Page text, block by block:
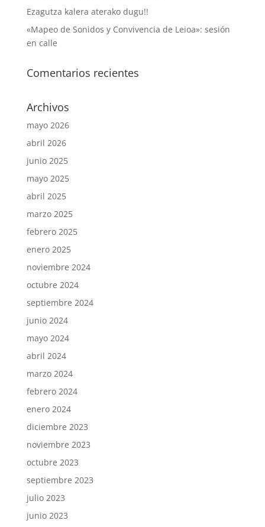
Ezagutza kalera aterako dugu!!
«Mapeo de Sonidos y Convivencia de Leioa»: sesión
en calle
Comentarios recientes
Archivos
mayo 2026
abril 2026
junio 2025
mayo 2025
abril 2025
marzo 2025
febrero 2025
enero 2025
noviembre 2024
octubre 2024
septiembre 2024
junio 2024
mayo 2024
abril 2024
marzo 2024
febrero 2024
enero 2024
diciembre 2023
noviembre 2023
octubre 2023
septiembre 2023
julio 2023
junio 2023